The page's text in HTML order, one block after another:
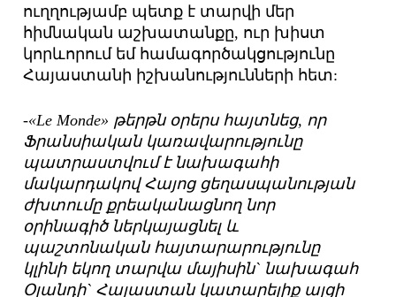
ուղղությամբ պետք է տարվի մեր
հիմնական աշխատանքը, ուր խիստ
կորևորում եմ համագործակցությունը
Հայաստանի իշխանությունների հետ:
-«Le Monde» թերթն օրերս հայտնեց, որ
Ֆրանսիական կառավարությունը
պատրաստվում է նախագահի
մակարդակով Հայոց ցեղասպանության
ժխտումը քրեականացնող նոր
օրինագիծ ներկայացնել և
պաշտոնական հայտարարությունը
կլինի եկող տարվա մայիսին` նախագահ
Օլանդի` Հայաստան կատարելիք այցի